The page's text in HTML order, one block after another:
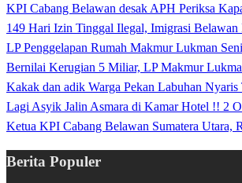
KPI Cabang Belawan desak APH Periksa
149 Hari Izin Tinggal Ilegal, Imigrasi Belawan
LP Penggelapan Rumah Makmur Lukman
Bernilai Kerugian 5 Miliar, LP Makmur
Kakak dan adik Warga Pekan Labuhan Nyaris
Lagi Asyik Jalin Asmara di Kamar Hotel !! 2
Ketua KPI Cabang Belawan Sumatera
Berita Populer